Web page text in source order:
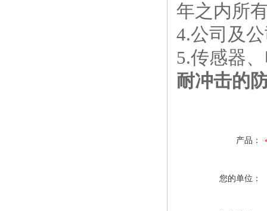
年之内所
4.公司及
5.传感器
耐冲击的
产品：
您的单位：